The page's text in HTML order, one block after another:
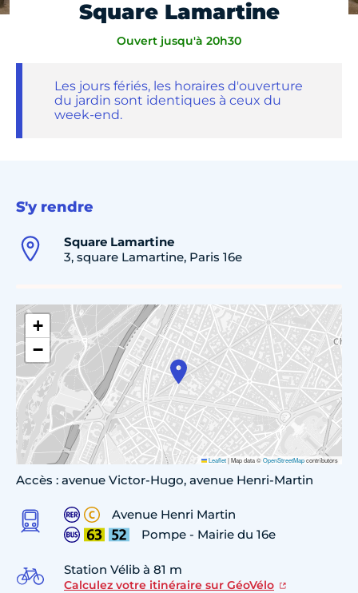
Square Lamartine
Ouvert jusqu'à 20h30
Les jours fériés, les horaires d'ouverture
du jardin sont identiques à ceux du
week-end.
S'y rendre
Square Lamartine
3, square Lamartine, Paris 16e
+
−
Leaflet|Map data ©OpenStreetMapcontributors
Accès : avenue Victor-Hugo, avenue Henri-Martin
Avenue Henri Martin
Pompe - Mairie du 16e
Station Vélib à 81 m
Calculez votre itinéraire sur GéoVélo